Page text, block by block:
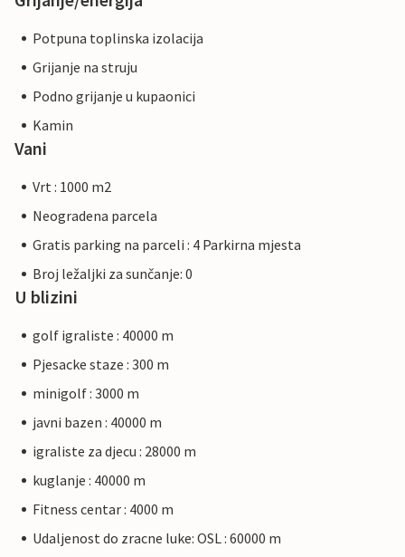
Potpuna toplinska izolacija
Grijanje na struju
Podno grijanje u kupaonici
Kamin
Vani
Vrt : 1000 m2
Neogradena parcela
Gratis parking na parceli : 4 Parkirna mjesta
Broj ležaljki za sunčanje: 0
U blizini
golf igraliste : 40000 m
Pjesacke staze : 300 m
minigolf : 3000 m
javni bazen : 40000 m
igraliste za djecu : 28000 m
kuglanje : 40000 m
Fitness centar : 4000 m
Udaljenost do zracne luke: OSL : 60000 m